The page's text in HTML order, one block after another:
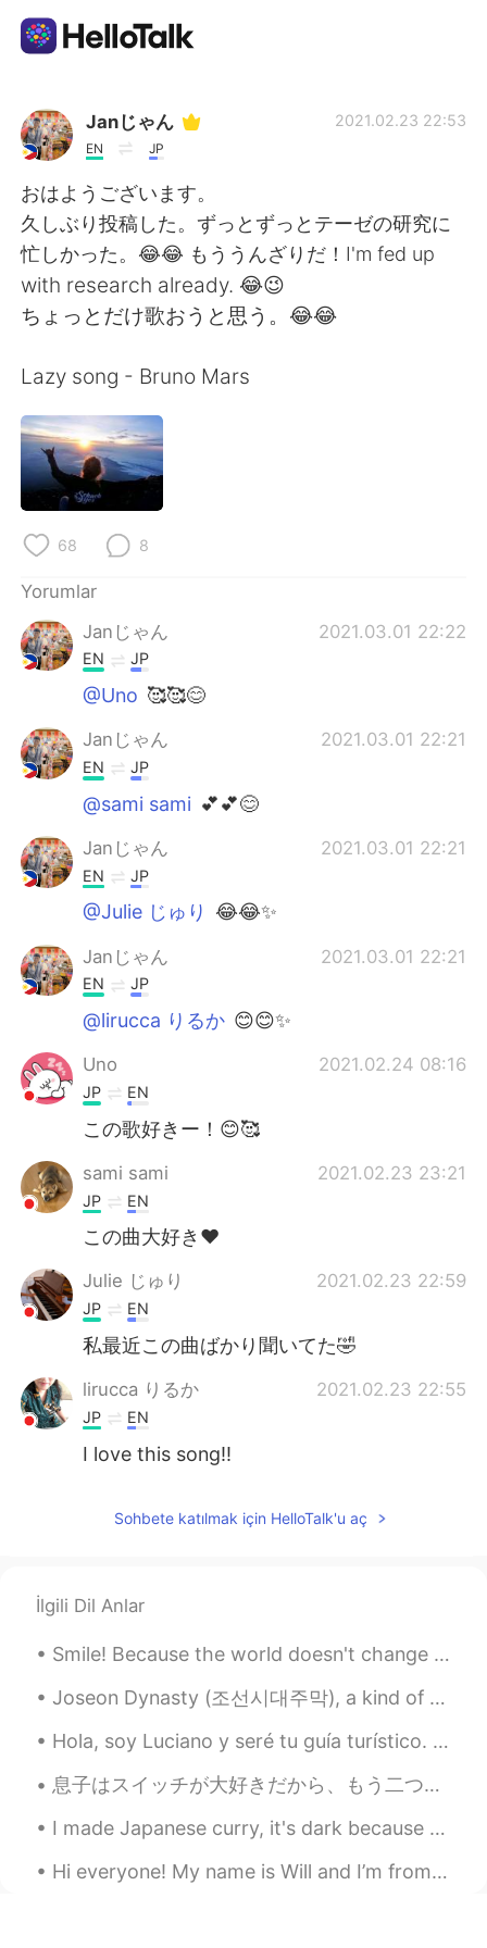
Dil Değişimi Uygulaması
AI Grammar Checker
Türkçe
English 简体中文
繁體中文 Español
العربية
Deutsch
한국어
ไทย
Italiano
Português
Janじゃん
EN JP
2021.02.23 22:53
おはようございます。
久しぶり投稿した。ずっとずっとテーゼの研究に
忙しかった。😂😂 もううんざりだ！I'm fed up
with research already. 😂😉
ちょっとだけ歌おうと思う。😂😂
Lazy song - Bruno Mars
68 8
Yorumlar
Janじゃん
2021.03.01 22:22
EN JP
@Uno 🥰🥰😊
Janじゃん 2021.03.01 22:21
EN JP
@sami sami 💕💕😊
Janじゃん 2021.03.01 22:21
EN JP
@Julie じゅり 😂😂✨
Janじゃん 2021.03.01 22:21
EN JP
@lirucca りるか 😊😊✨
Uno 2021.02.24 08:16
JP EN
この歌好きー！😊🥰
sami sami 2021.02.23 23:21
JP EN
この曲大好き❤
Julie じゅり 2021.02.23 22:59
JP EN
私最近この曲ばかり聞いてた🤣
lirucca りるか 2021.02.23 22:55
JP EN
I love this song!!
Sohbete katılmak için HelloTalk'u aç
İlgili Dil Anlar
Smile! Because the world doesn't change with your sadness #arabic#turkish 웃어요! 세상은 당신의 슬픔으로 변하지 ...
Joseon Dynasty (조선시대주막), a kind of old-styled restaurant-bar (I don't know what it is, really) do...
Hola, soy Luciano y seré tu guía turístico. ¡Estos son algunos de mis lugares favoritos en Nueva...
息子はスイッチが大好きだから、もう二つのジョイコンがちょっと壊れてなちゃった My son loves his Nintendo switch, so already two of the sw...
I made Japanese curry, it's dark because I added red wine while cooking. Sorry presentation is no...
Hi everyone! My name is Will and I’m from the UK. I work as a product development chemist in the ...